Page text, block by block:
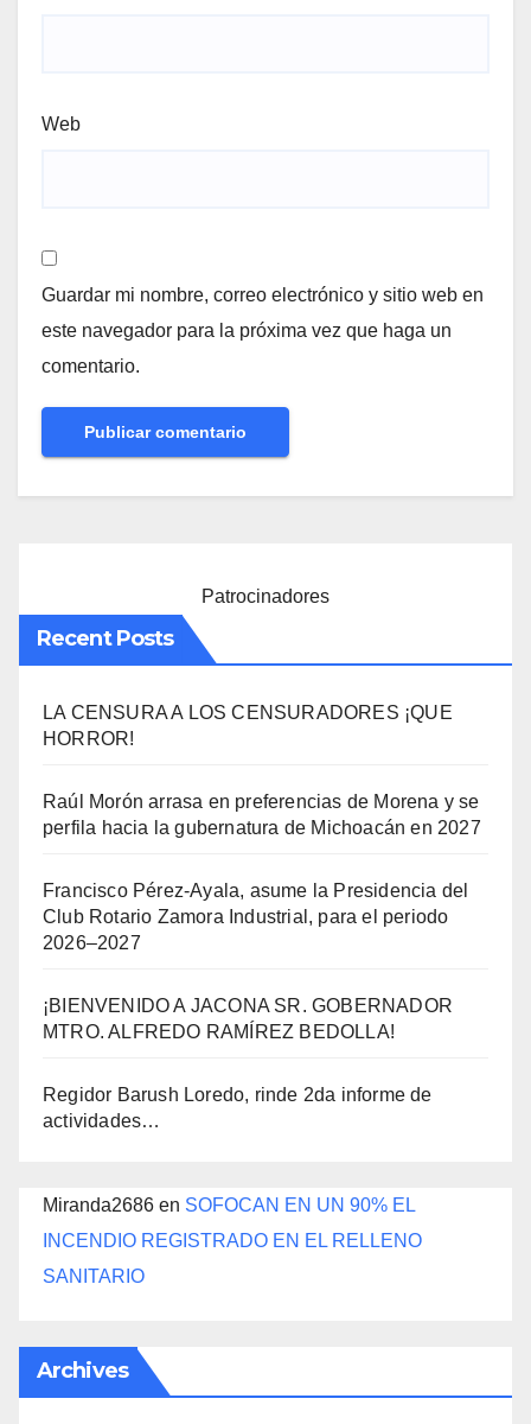
Web
Guardar mi nombre, correo electrónico y sitio web en
este navegador para la próxima vez que haga un
comentario.
Patrocinadores
Recent Posts
LA CENSURA A LOS CENSURADORES ¡QUE
HORROR!
Raúl Morón arrasa en preferencias de Morena y se
perfila hacia la gubernatura de Michoacán en 2027
Francisco Pérez-Ayala, asume la Presidencia del
Club Rotario Zamora Industrial, para el periodo
2026–2027
¡BIENVENIDO A JACONA SR. GOBERNADOR
MTRO. ALFREDO RAMÍREZ BEDOLLA!
Regidor Barush Loredo, rinde 2da informe de
actividades…
Miranda2686 en SOFOCAN EN UN 90% EL
INCENDIO REGISTRADO EN EL RELLENO
SANITARIO
Archives